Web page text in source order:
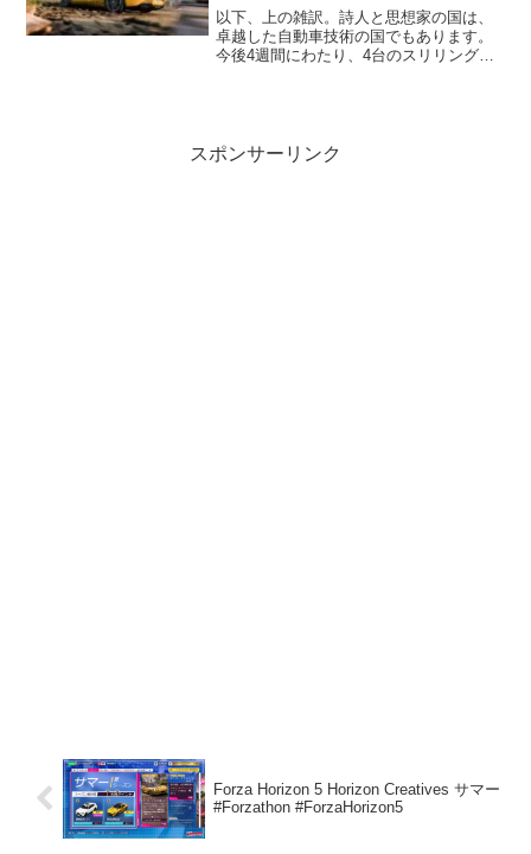
#ForzaHorizon5
以下、上の雑訳。詩人と思想家の国は、
卓越した自動車技術の国でもあります。
今後4週間にわたり、4台のスリリングな
スポンサーリンク
Forza Horizon 5 Horizon Creatives サマー
#Forzathon #ForzaHorizon5